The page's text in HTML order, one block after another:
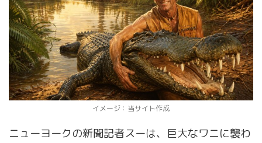
イメージ：当サイト作成
ニューヨークの新聞記者スーは、巨大なワニに襲わ